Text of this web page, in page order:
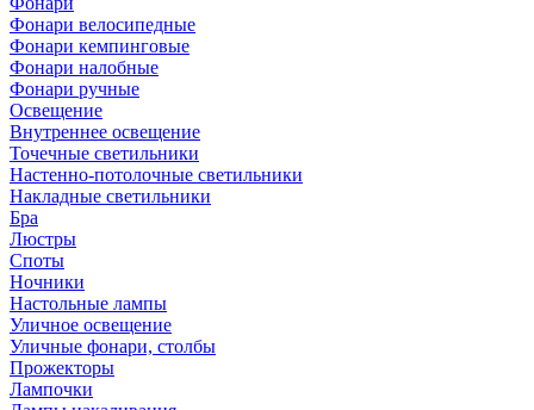
Фонари велосипедные
Фонари кемпинговые
Фонари налобные
Фонари ручные
Освещение
Внутреннее освещение
Точечные светильники
Настенно-потолочные светильники
Накладные светильники
Бра
Люстры
Споты
Ночники
Настольные лампы
Уличное освещение
Уличные фонари, столбы
Прожекторы
Лампочки